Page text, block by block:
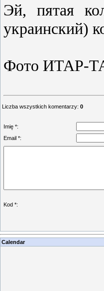
Эй, пятая
украинский)
Фото ИТАР-
Liczba wszystkich komentarzy: 0
Imię *:
Email *:
Kod *:
Calendar